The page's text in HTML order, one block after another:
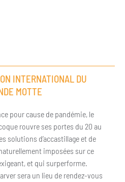
INTERNATIONAL DU
MOTTE
pour cause de pandémie, le
rouvre ses portes du 20 au
solutions d’accastillage et de
imposées sur ce
et qui surperforme.
sera un lieu de rendez-vous